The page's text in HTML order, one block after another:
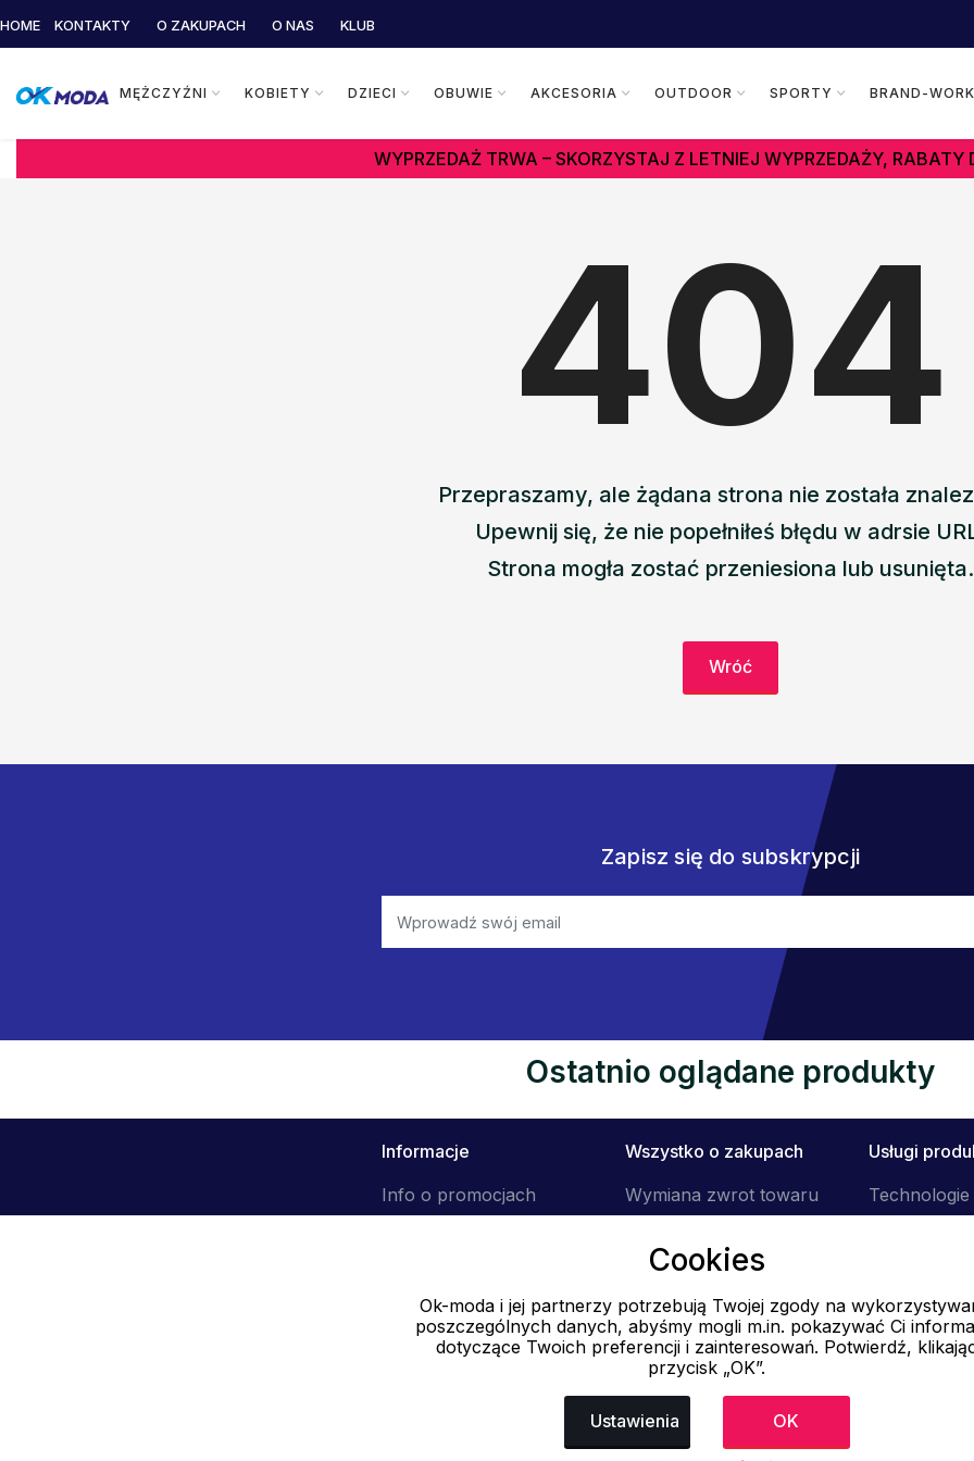
HOME KONTAKTY O ZAKUPACH O NAS KLUB
MĘŻCZYŹNI KOBIETY DZIECI OBUWIE AKCESORIA OUTDOOR SPORTY BRAND-WORK
WYPRZEDAŻ TRWA – SKORZYSTAJ Z LETNIEJ WYPRZEDAŻY, RABATY
404
Przepraszamy, ale żądana strona nie została
Upewnij się, że nie popełniłeś błędu w adrsie
Strona mogła zostać przeniesiona lub usunięta.
Wróć
Zapisz się do subskrypcji
Ostatnio oglądane produkty
Informacje
Info o promocjach
Wszystko o zakupach
Wymiana zwrot towaru
Jak wytworzyć
zamówienie
Regulamin
Dostawa
Usługi
Technologie
E-mail
Online
Cookies
Ok-moda i jej partnerzy potrzebują Twojej zgody na
poszczególnych danych, abyśmy mogli m.in. pokazywać Ci
dotyczące Twoich preferencji i zainteresowań. Potwierdź,
przycisk „OK”.
Ustawienia OK